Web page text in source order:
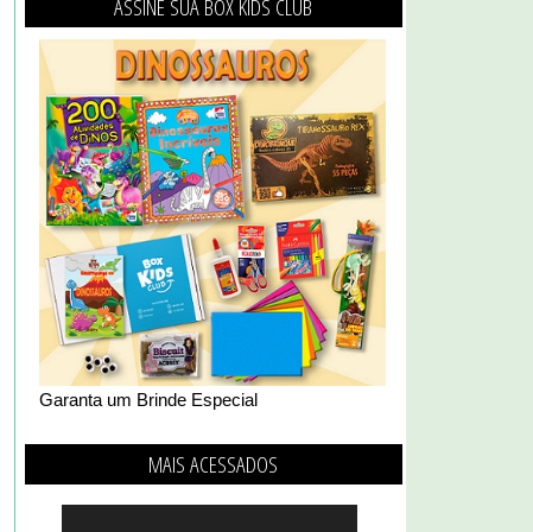
ASSINE SUA BOX KIDS CLUB
Garanta um Brinde Especial
MAIS ACESSADOS